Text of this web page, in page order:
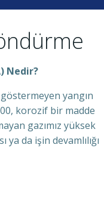
Nedir?
yangın
korozif bir madde
gazımız yüksek
ya da işin devamlılığı